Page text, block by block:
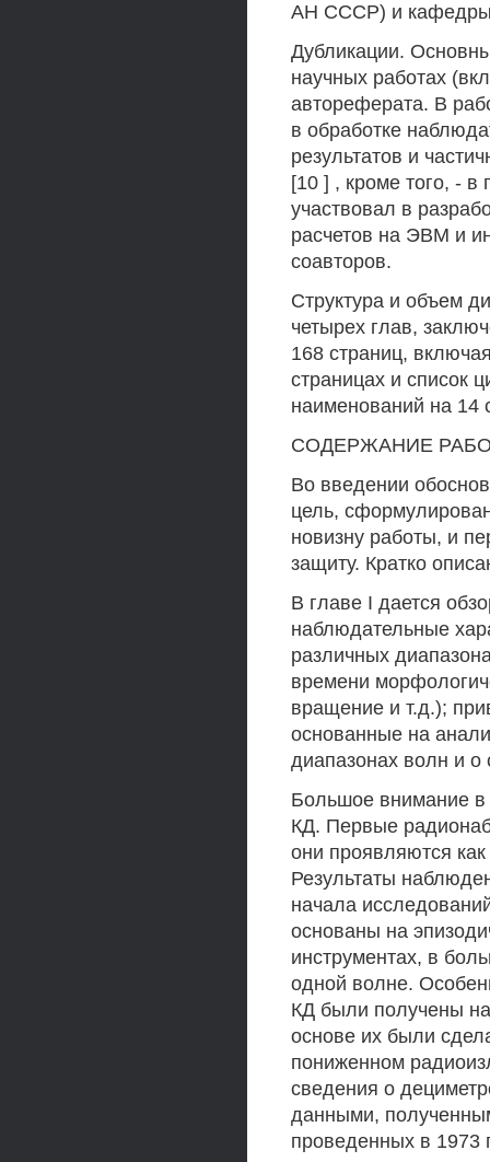
АН СССР) и кафедры
Дубликации.
научных работах
автореферата. В
в обработке
результатов и
[10 ] , кроме того, -
участвовал в
расчетов на ЭВМ и
соавторов.
Структура и объем
четырех глав,
168 страниц,
страницах и список
наименований на 14
СОДЕРЖАНИЕ
Во введении
цель,
новизну работы, и
защиту. Кратко
В главе I дается
наблюдательные
различных
времени
вращение и т.д.);
основанные на
диапазонах волн и
Большое внимание в
КД. Первые
они проявляются
Результаты
начала
основаны на
инструментах, в
одной волне.
КД были получены
основе их были
пониженном
сведения о
данными,
проведенных в 1973